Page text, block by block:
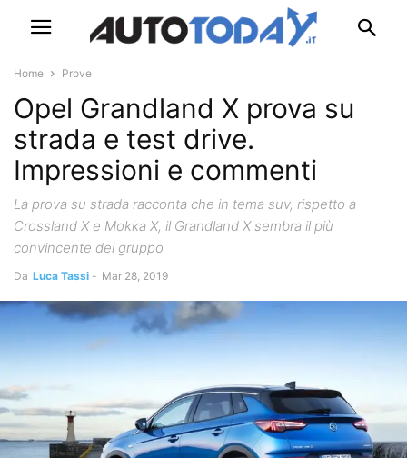
Home Prove
Opel Grandland X prova su
strada e test drive.
Impressioni e commenti
La prova su strada racconta che in tema suv, rispetto a
Crossland X e Mokka X, il Grandland X sembra il più
convincente del gruppo
Da Luca Tassi - Mar 28, 2019